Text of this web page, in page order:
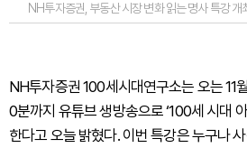
NH투자증권, 부동산 시장 변화 읽는 명사 특강
NH투자증권 100세시대연구소는 오는 11
0분까지 유튜브 생방송으로 ‘100세 시대
한다고 오늘 밝혔다. 이번 특강은 누구나